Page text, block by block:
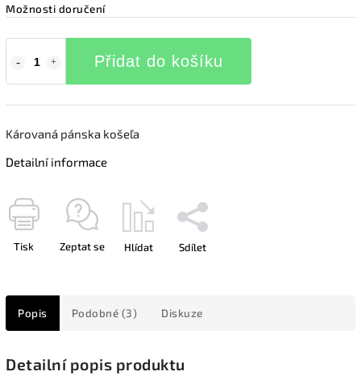
Možnosti doručení
Přidat do košíku
Károvaná pánska košeľa
Detailní informace
Tisk Zeptat se Hlídat Sdílet
Popis Podobné (3) Diskuze
Detailní popis produktu